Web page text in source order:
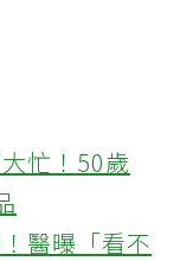
忙！50歲
醫曝「看不